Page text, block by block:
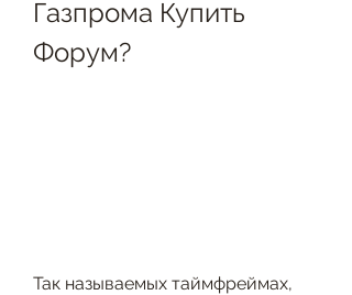
Газпрома Купить
Форум?
Так называемых таймфреймах,